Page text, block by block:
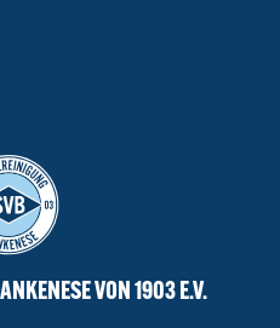
VON 1903 E.V.